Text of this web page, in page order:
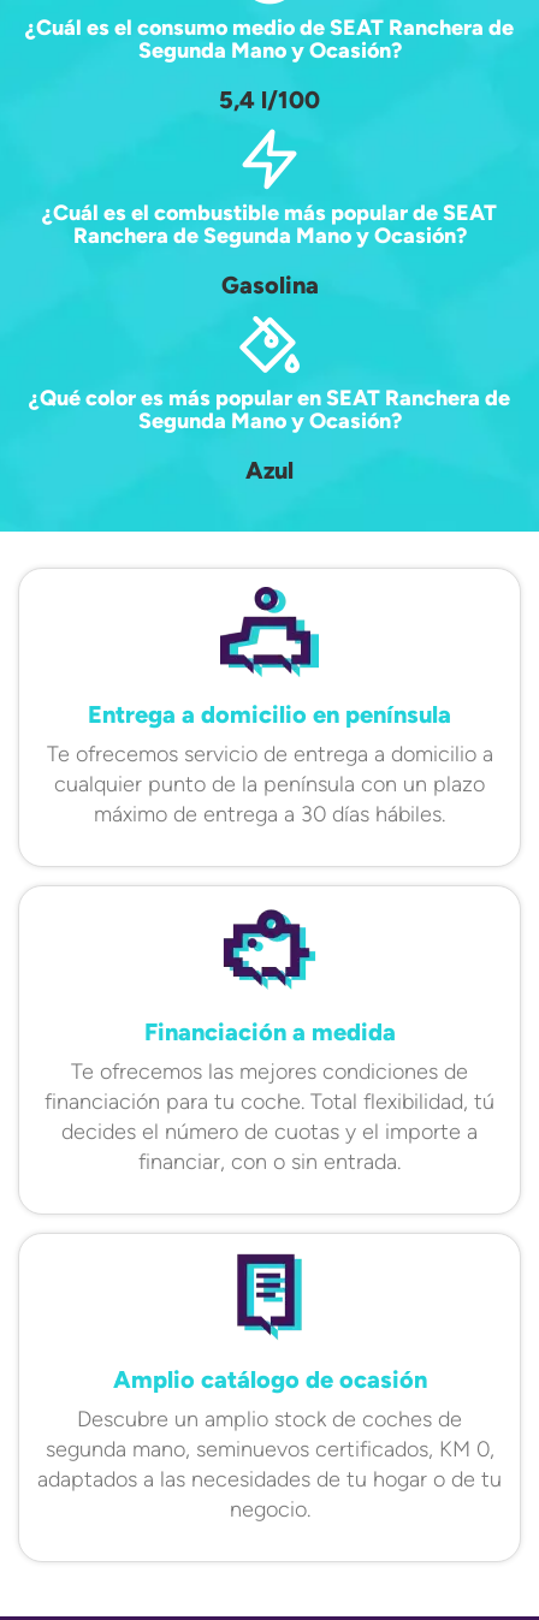
¿Cuál es el consumo medio de SEAT Ranchera de
Segunda Mano y Ocasión?
5,4 l/100
¿Cuál es el combustible más popular de SEAT
Ranchera de Segunda Mano y Ocasión?
Gasolina
¿Qué color es más popular en SEAT Ranchera de
Segunda Mano y Ocasión?
Azul
Entrega a domicilio en península
Te ofrecemos servicio de entrega a domicilio a
cualquier punto de la península con un plazo
máximo de entrega a 30 días hábiles.
Financiación a medida
Te ofrecemos las mejores condiciones de
financiación para tu coche. Total flexibilidad, tú
decides el número de cuotas y el importe a
financiar, con o sin entrada.
Amplio catálogo de ocasión
Descubre un amplio stock de coches de
segunda mano, seminuevos certificados, KM 0,
adaptados a las necesidades de tu hogar o de tu
negocio.